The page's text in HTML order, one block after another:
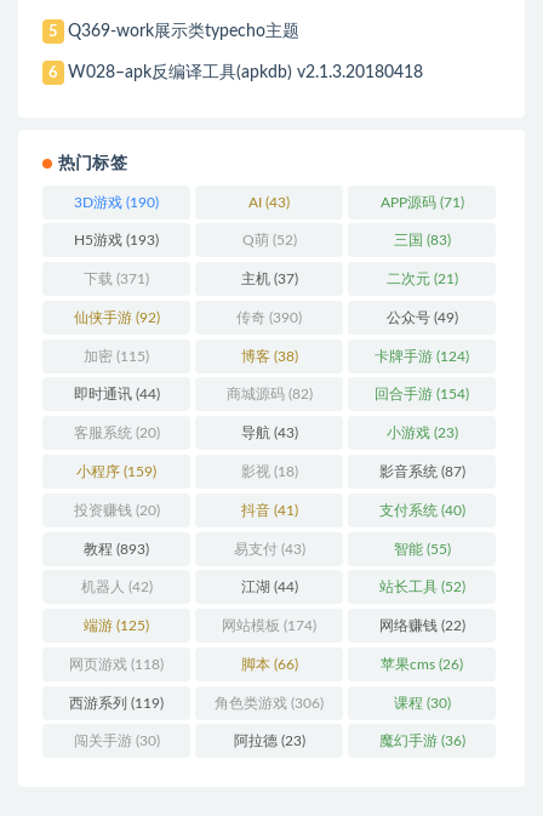
5 Q369-work展示类typecho主题
6 W028–apk反编译工具(apkdb) v2.1.3.20180418
热门标签
3D游戏 (190) AI (43) APP源码(71)
H5游戏 (193) Q萌 (52) 三国 (83)
下载 (371) 主机(37) 二次元(21)
仙侠手游(92) 传奇 (390) 公众号(49)
加密 (115) 博客(38) 卡牌手游 (124)
即时通讯(44) 商城源码(82) 回合手游 (154)
客服系统 (20) 导航(43) 小游戏(23)
小程序 (159) 影视(18) 影音系统 (87)
投资赚钱 (20) 抖音(41) 支付系统 (40)
教程 (893) 易支付(43) 智能(55)
机器人 (42) 江湖 (44) 站长工具(52)
端游 (125) 网站模板 (174) 网络赚钱(22)
网页游戏 (118) 脚本(66) 苹果cms (26)
西游系列 (119) 角色类游戏 (306) 课程 (30)
闯关手游(30) 阿拉德(23) 魔幻手游(36)